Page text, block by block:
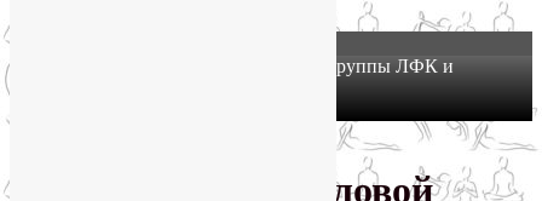
Йогатерапия в Москве: приглашаем в группы ЛФК и
SmartYoga Лии Воловой